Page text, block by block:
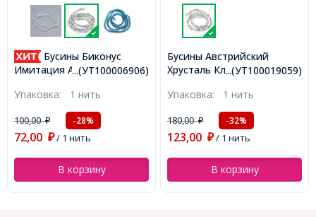
...(УТ100006906)
Бусины Биконус
Имитация Австрийского
Гальваника АВ-цвет,
Бесцветные с Платиной,
3х3мм, около 110шт/32см/
нить, (УТ100006906)
Упаковка: 1 нить
100,00₽ -28%
72,00 ₽/ 1 нить
В корзину
...(УТ100019059)
Бусины Австрийский
Хрусталь Класс АА,
Платина, Биконус, 5х5мм,
ок. 55шт/25см/нить
(УТ100019059)
Упаковка: 1 нить
180,00₽ -32%
123,00 ₽/ 1 нить
В корзину